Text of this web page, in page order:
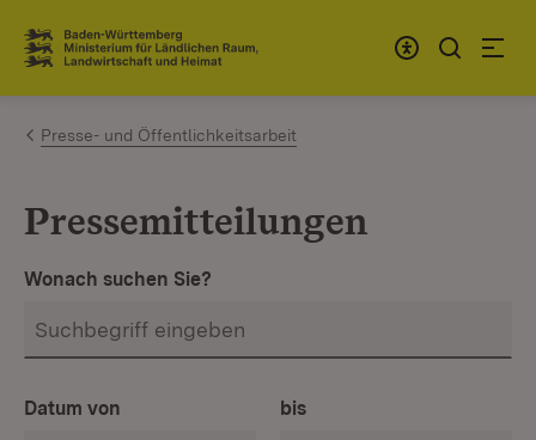
Zum Inhalt springen
Link zur Startseite
Presse- und Öffentlichkeitsarbeit
Pressemitteilungen
Wonach suchen Sie?
Datum von bis